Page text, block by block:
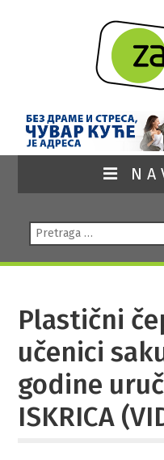
Pretraga:
Plastični
učenici
godine
ISKRICA